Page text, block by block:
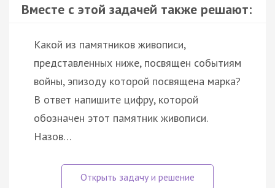
Вместе с этой задачей также решают:
Какой из памятников живописи,
представленных ниже, посвящен событиям
войны, эпизоду которой посвящена марка?
В ответ напишите цифру, которой
обозначен этот памятник живописи.
Назов…